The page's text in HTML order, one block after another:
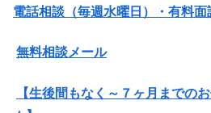
電話相談（毎週水曜日）・有料面
無料相談メール
【生後間もなく～７ヶ月までの